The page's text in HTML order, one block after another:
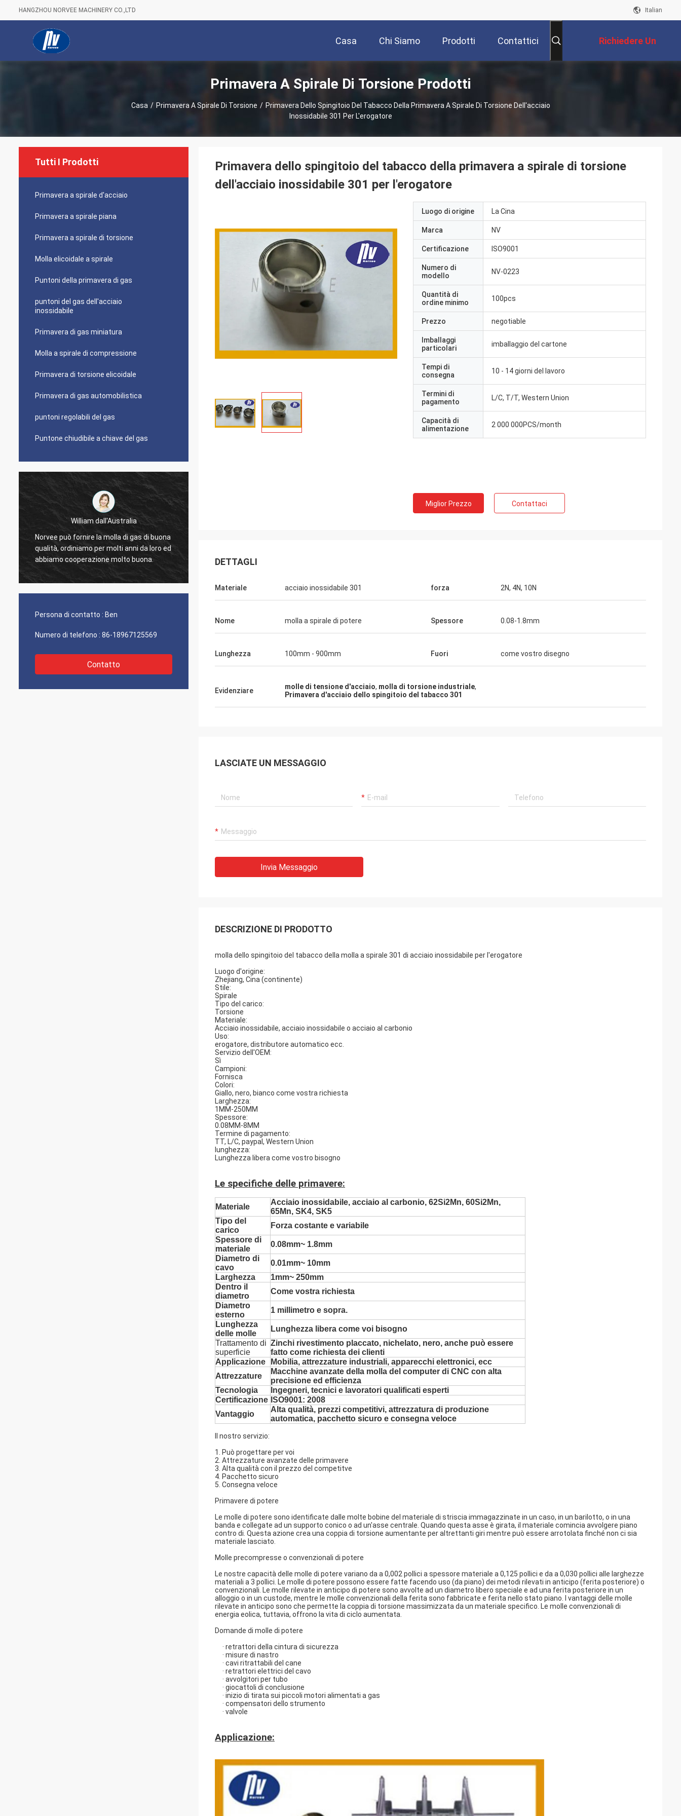
HANGZHOU NORVEE MACHINERY CO.,LTD Italian
Casa Chi Siamo Prodotti Contattici Richiedere Un
Preventivo
Primavera A Spirale Di Torsione Prodotti
Casa / Primavera A Spirale Di Torsione / Primavera Dello Spingitoio Del Tabacco Della Primavera A Spirale Di Torsione Dell'acciaio
Inossidabile 301 Per L'erogatore
Tutti I Prodotti
Primavera a spirale d'acciaio
Primavera a spirale piana
Primavera a spirale di torsione
Molla elicoidale a spirale
Puntoni della primavera di gas
puntoni del gas dell'acciaio
inossidabile
Primavera di gas miniatura
Molla a spirale di compressione
Primavera di torsione elicoidale
Primavera di gas automobilistica
puntoni regolabili del gas
Puntone chiudibile a chiave del gas
William dall'Australia
Norvee può fornire la molla di gas di buona
qualità, ordiniamo per molti anni da loro ed
abbiamo cooperazione molto buona.
continuamente fino ad ora.
David Smith dalla Russia
Persona di contatto : Ben
Numero di telefono : 86-18967125569
Contatto
Primavera dello spingitoio del tabacco della primavera a spirale di torsione
dell'acciaio inossidabile 301 per l'erogatore
Luogo di origine La Cina
Marca NV
Certificazione ISO9001
Numero di
modello
NV-0223
Quantità di
ordine minimo
100pcs
Prezzo negotiable
Imballaggi
particolari
imballaggio del cartone
Tempi di
consegna
10 - 14 giorni del lavoro
Termini di
pagamento
L/C, T/T, Western Union
Capacità di
alimentazione
2 000 000PCS/month
Miglior Prezzo Contattaci
DETTAGLI
Materiale acciaio inossidabile 301 forza 2N, 4N, 10N
Nome molla a spirale di potere Spessore 0.08-1.8mm
Lunghezza 100mm - 900mm Fuori come vostro disegno
Evidenziare molle di tensione d'acciaio, molla di torsione industriale,
Primavera d'acciaio dello spingitoio del tabacco 301
LASCIATE UN MESSAGGIO
Invia Messaggio
DESCRIZIONE DI PRODOTTO
molla dello spingitoio del tabacco della molla a spirale 301 di acciaio inossidabile per l'erogatore
Luogo d'origine:
Zhejiang, Cina (continente)
Stile:
Spirale
Tipo del carico:
Torsione
Materiale:
Acciaio inossidabile, acciaio inossidabile o acciaio al carbonio
Uso:
erogatore, distributore automatico ecc.
Servizio dell'OEM:
Sì
Campioni:
Fornisca
Colori:
Giallo, nero, bianco come vostra richiesta
Larghezza:
1MM-250MM
Spessore:
0.08MM-8MM
Termine di pagamento:
TT, L/C, paypal, Western Union
lunghezza:
Lunghezza libera come vostro bisogno
Le specifiche delle primavere:
Materiale
Acciaio inossidabile, acciaio al carbonio, 62Si2Mn, 60Si2Mn,
65Mn, SK4, SK5
Tipo del
carico
Forza costante e variabile
Spessore di
materiale
0.08mm~ 1.8mm
Diametro di
cavo
0.01mm~ 10mm
Larghezza
1mm~ 250mm
Dentro il
diametro
Come vostra richiesta
Diametro
esterno
1 millimetro e sopra.
Lunghezza
delle molle
Lunghezza libera come voi bisogno
Trattamento di
superficie
Zinchi rivestimento placcato, nichelato, nero, anche può essere
fatto come richiesta dei clienti
Applicazione
Mobilia, attrezzature industriali, apparecchi elettronici, ecc
Attrezzature
Macchine avanzate della molla del computer di CNC con alta
precisione ed efficienza
Tecnologia
Ingegneri, tecnici e lavoratori qualificati esperti
Certificazione ISO9001: 2008
Vantaggio
Alta qualità, prezzi competitivi, attrezzatura di produzione
automatica, pacchetto sicuro e consegna veloce
Il nostro servizio:
1. Può progettare per voi
2. Attrezzature avanzate delle primavere
3. Alta qualità con il prezzo del competitve
4. Pacchetto sicuro
5. Consegna veloce
Primavere di potere
Le molle di potere sono identificate dalle molte bobine del materiale di striscia immagazzinate in un caso, in un barilotto, o in una
banda e collegate ad un supporto conico o ad un'asse centrale. Quando questa asse è girata, il materiale comincia avvolgere piano
contro di. Questa azione crea una coppia di torsione aumentante per altrettanti giri mentre può essere arrotolata finché non ci sia
materiale lasciato.
Molle precompresse o convenzionali di potere
Le nostre capacità delle molle di potere variano da a 0,002 pollici a spessore materiale a 0,125 pollici e da a 0,030 pollici alle larghezze
materiali a 3 pollici. Le molle di potere possono essere fatte facendo uso (da piano) dei metodi rilevati in anticipo (ferita posteriore) o
convenzionali. Le molle rilevate in anticipo di potere sono avvolte ad un diametro libero speciale e ad una ferita posteriore in un
alloggio o in un custode, mentre le molle convenzionali della ferita sono fabbricate e ferita nello stato piano. I vantaggi delle molle
rilevate in anticipo sono che permette la coppia di torsione massimizzata da un materiale specifico. Le molle convenzionali di
energia eolica, tuttavia, offrono la vita di ciclo aumentata.
Domande di molle di potere
· retrattori della cintura di sicurezza
· misure di nastro
· cavi ritrattabili del cane
· retrattori elettrici del cavo
· avvolgitori per tubo
· giocattoli di conclusione
· inizio di tirata sui piccoli motori alimentati a gas
· compensatori dello strumento
· valvole
Applicazione: